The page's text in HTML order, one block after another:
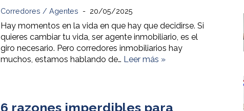
Corredores / Agentes 20/05/2025
Hay momentos en la vida en que hay que decidirse. Si
quieres cambiar tu vida, ser agente inmobiliario, es el
giro necesario. Pero corredores inmobiliarios hay
muchos, estamos hablando de… Leer más »
6 razones imperdibles para